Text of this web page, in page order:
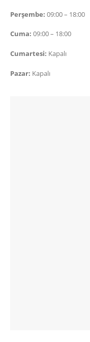
Perşembe: 09:00 – 18:00
Cuma: 09:00 – 18:00
Cumartesi: Kapalı
Pazar: Kapalı